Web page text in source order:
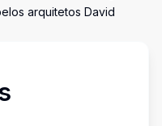
arquitetos David